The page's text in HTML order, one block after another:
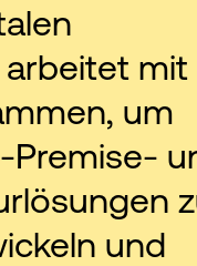
arbeitet mit
um
Premise-
und